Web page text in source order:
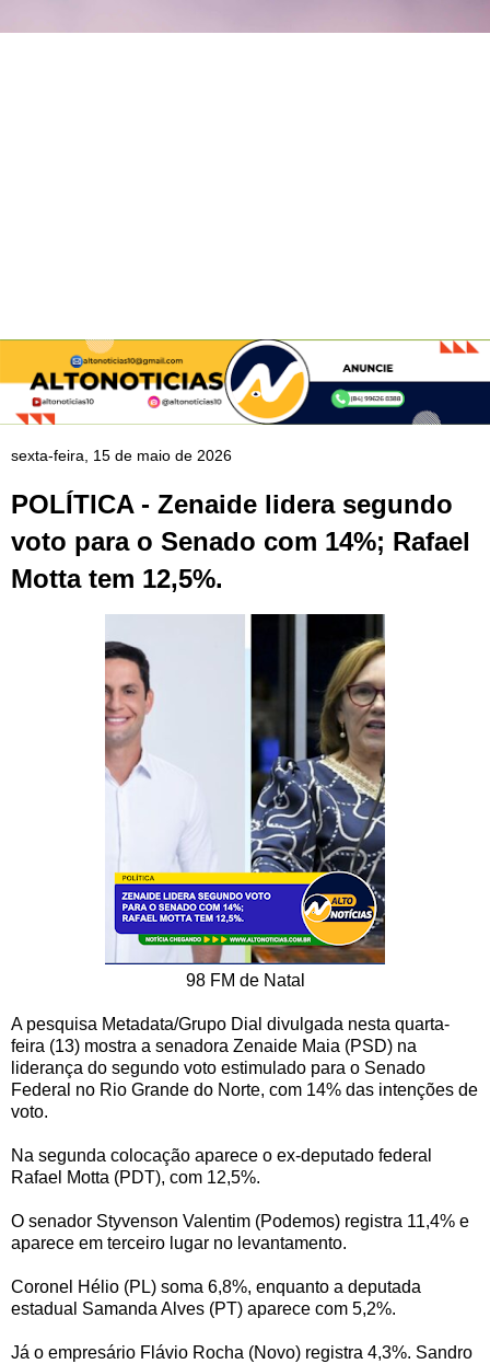
sexta-feira, 15 de maio de 2026
POLÍTICA - Zenaide lidera segundo
voto para o Senado com 14%; Rafael
Motta tem 12,5%.
98 FM de Natal
A pesquisa Metadata/Grupo Dial divulgada nesta quarta-
feira (13) mostra a senadora Zenaide Maia (PSD) na
liderança do segundo voto estimulado para o Senado
Federal no Rio Grande do Norte, com 14% das intenções de
voto.
Na segunda colocação aparece o ex-deputado federal
Rafael Motta (PDT), com 12,5%.
O senador Styvenson Valentim (Podemos) registra 11,4% e
aparece em terceiro lugar no levantamento.
Coronel Hélio (PL) soma 6,8%, enquanto a deputada
estadual Samanda Alves (PT) aparece com 5,2%.
Já o empresário Flávio Rocha (Novo) registra 4,3%. Sandro